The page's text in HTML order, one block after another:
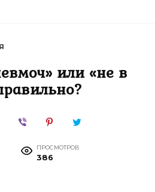
или «не в
ПРОСМОТРОВ
386